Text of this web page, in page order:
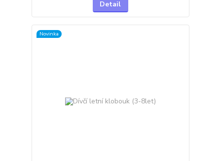
Detail
Novinka